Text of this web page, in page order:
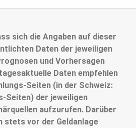
sich die Angaben auf dieser
Daten der jeweiligen
und Vorhersagen
Daten empfehlen
Seiten (in der Schweiz:
Seiten) der jeweiligen
aufzurufen. Darüber
stets vor der Geldanlage